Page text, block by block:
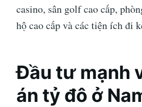
casino, sân golf cao cấp,
hộ cao cấp và các tiện ích đi
Đầu tư mạnh
án tỷ đô ở